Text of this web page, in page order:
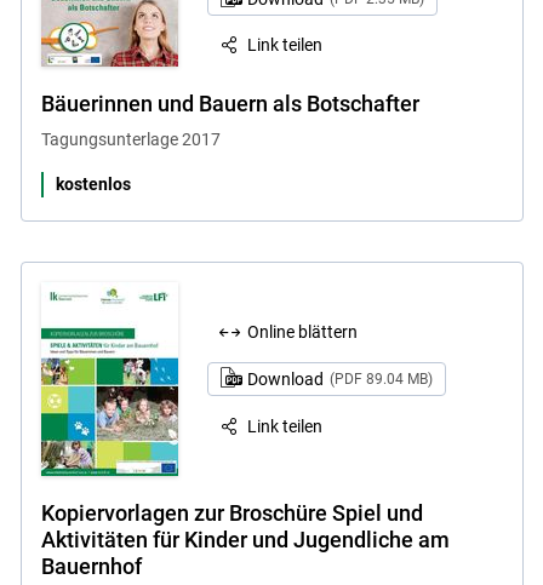
Link teilen
Bäuerinnen und Bauern als Botschafter
Tagungsunterlage 2017
kostenlos
Online blättern
Download (PDF 89.04 MB)
Link teilen
Kopiervorlagen zur Broschüre Spiel und
Aktivitäten für Kinder und Jugendliche am
Bauernhof